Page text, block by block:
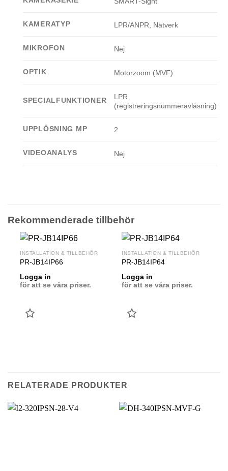
KAMERATYP LPR/ANPR, Nätverk
MIKROFON Nej
OPTIK Motorzoom (MVF)
SPECIALFUNKTIONER
LPR
(registreringsnummeravläsning)
UPPLÖSNING MP 2
VIDEOANALYS Nej
Rekommenderade tillbehör
INSTALLATION & TILLBEHÖR
PR-JB14IP66
Logga in
för att se våra priser.
INSTALLATION & TILLBEHÖR
PR-JB14IP64
Logga in
för att se våra priser.
RELATERADE PRODUKTER